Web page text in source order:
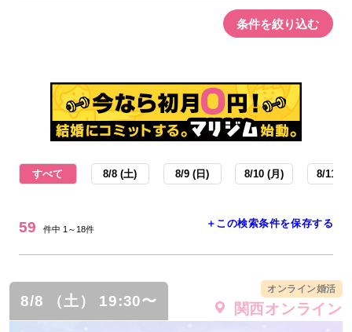
条件を絞り込む
すべて 8/8 (土) 8/9 (日) 8/10 (月) 8/11 (
59 件中 1～18件 ＋この検索条件を保存する
8/8 （土） 19:30〜
オンライン婚活
関西オンライン